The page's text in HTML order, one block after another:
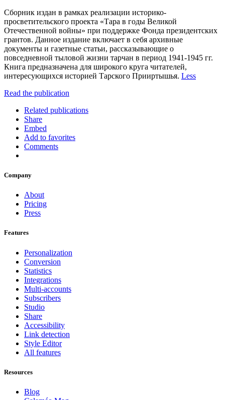
Сборник издан в рамках реализации историко-
просветительского проекта «Тара в годы Великой
Отечественной войны» при поддержке Фонда президентских
грантов. Данное издание включает в себя архивные
документы и газетные статьи, рассказывающие о
повседневной тыловой жизни тарчан в период 1941-1945 гг.
Книга предназначена для широкого круга читателей,
интересующихся историей Тарского Прииртышья. Less
Read the publication
Related publications
Share
Embed
Add to favorites
Comments
Company
About
Pricing
Press
Features
Personalization
Conversion
Statistics
Integrations
Multi-accounts
Subscribers
Studio
Share
Accessibility
Link detection
Style Editor
All features
Resources
Blog